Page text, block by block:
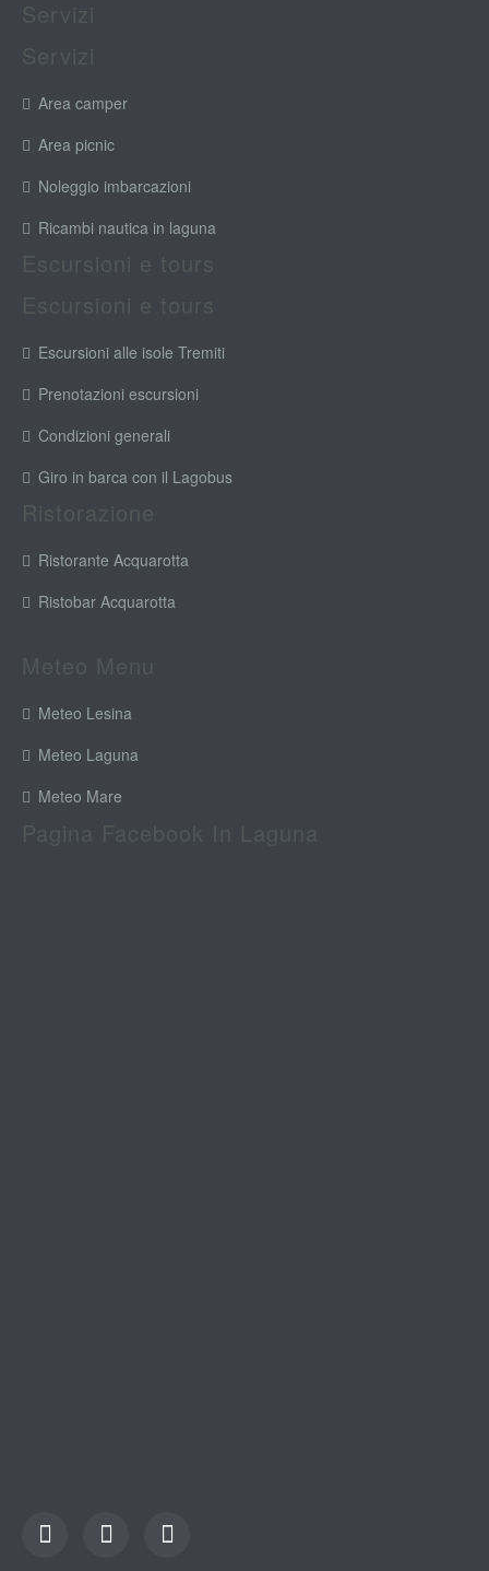
Area camper
Area picnic
Noleggio imbarcazioni
Ricambi nautica in laguna
Escursioni alle isole Tremiti
Prenotazioni escursioni
Condizioni generali
Giro in barca con il Lagobus
Ristorante Acquarotta
Ristobar Acquarotta
Meteo Lesina
Meteo Laguna
Meteo Mare